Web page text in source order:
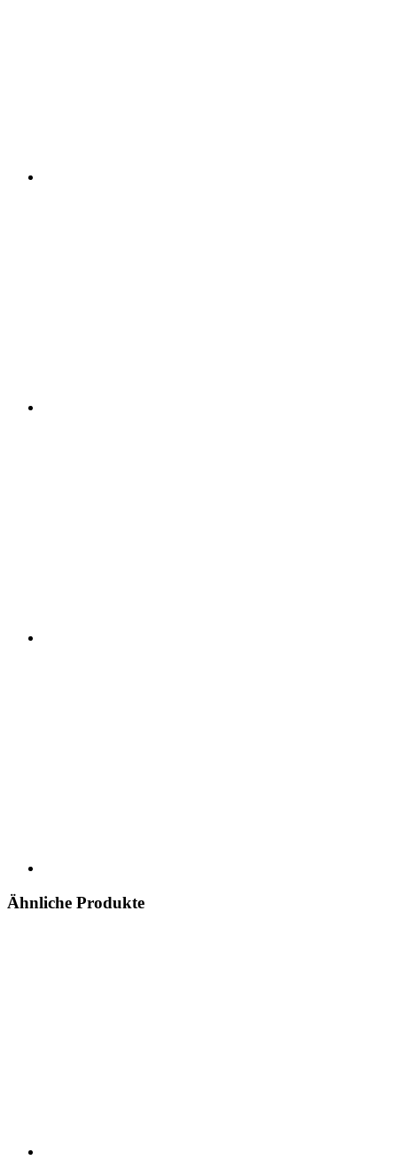
Ähnliche Produkte